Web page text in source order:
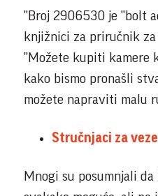
"Broj 2906530 je "bolt
knjižnici za priručnik
"Možete kupiti kamere
kako bismo pronašli
možete napraviti malu
Stručnjaci za
Mnogi su posumnjali